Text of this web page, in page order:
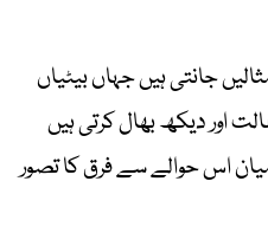
جانتی ہیں جہاں بیٹیاں
اور دیکھ بھال کرتی ہیں
اس حوالے سے فرق کا تصور